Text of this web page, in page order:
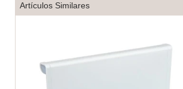
Artículos Similares